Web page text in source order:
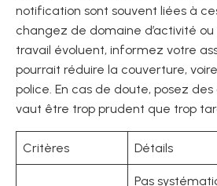
notification sont souvent liées à
changez de domaine d’activité ou
travail évoluent, informez votre
pourrait réduire la couverture,
police. En cas de doute, posez
vaut être trop prudent que trop
Critères Détails
Pas